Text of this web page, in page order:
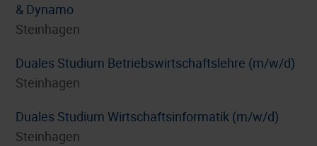
& Dynamo
Steinhagen
Duales Studium Betriebswirtschaftslehre (m/w/d)
Steinhagen
Duales Studium Wirtschaftsinformatik (m/w/d)
Steinhagen